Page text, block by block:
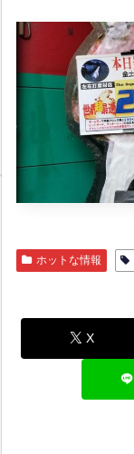
ホットな情報
X